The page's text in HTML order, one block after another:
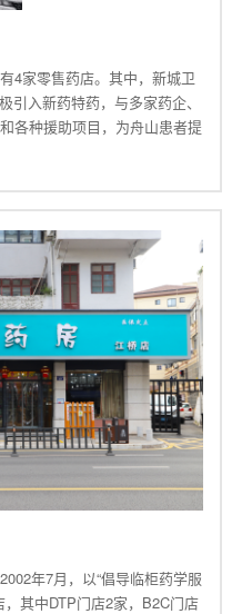
4家零售药店。其中，新城卫
引入新药特药，与多家药企、
各种援助项目，为舟山患者提
年7月，以“倡导临柜药学服
其中DTP门店2家，B2C门店